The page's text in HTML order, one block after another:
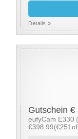
Details »
Gutschein €
eufyCam E330